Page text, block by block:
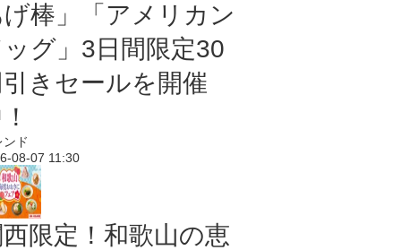
棒」「アメリカン
グ」3日間限定30
きセールを開催
ンド
08-07 11:30
限定！和歌山の恵